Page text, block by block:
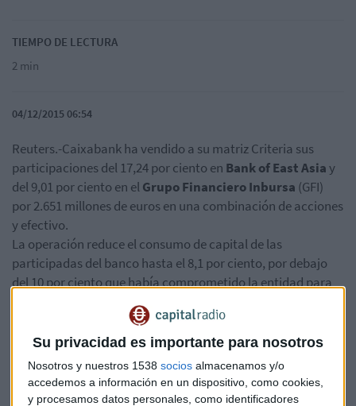
Su privacidad es importante para nosotros
Nosotros y nuestros 1538 socios almacenamos y/o
accedemos a información en un dispositivo, como cookies,
y procesamos datos personales, como identificadores
TIEMPO DE LECTURA
2 min
04/12/2015 06:54
Reuters.-Caixabank ha vendido a su matriz Criteria sus
participaciones del 17,24 por ciento en Bank of East Asiay
del 9,01 por ciento en elGrupo Financiero Inbursa (GFI)
por 2.651 millones de euros en una combinación de acciones
y efectivo.
La operación reduce el consumo de capital de las
participadas del banco hasta el 8,1 por ciento, por debajo
del 10 por ciento que había comprometido la entidad para
En el traspaso, Criteria paga a Caixabank con un 9,9 por
ciento de acciones del propio banco valoradas en 2.009
millones de euros y con 642 millones de euros en efectivo.